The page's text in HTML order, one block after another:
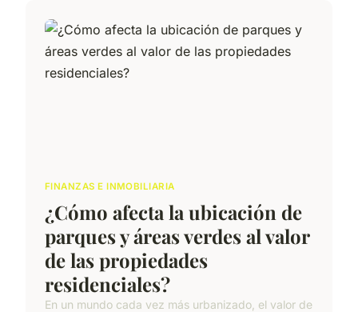
FINANZAS E INMOBILIARIA
¿Cómo afecta la ubicación de
parques y áreas verdes al valor
de las propiedades
residenciales?
En un mundo cada vez más urbanizado, el valor de